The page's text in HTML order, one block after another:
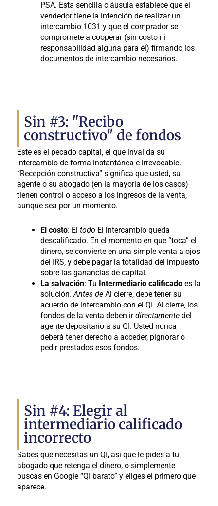
PSA. Esta sencilla cláusula establece que el
vendedor tiene la intención de realizar un
intercambio 1031 y que el comprador se
compromete a cooperar (sin costo ni
responsabilidad alguna para él) firmando los
documentos de intercambio necesarios.
Sin #3: "Recibo
constructivo" de fondos
Este es el pecado capital, el que invalida su
intercambio de forma instantánea e irrevocable.
“Recepción constructiva” significa que usted, su
agente o su abogado (en la mayoría de los casos)
tienen control o acceso a los ingresos de la venta,
aunque sea por un momento.
El costo: El todo El intercambio queda
descalificado. En el momento en que “toca” el
dinero, se convierte en una simple venta a ojos
del IRS, y debe pagar la totalidad del impuesto
sobre las ganancias de capital.
La salvación: Tu Intermediario calificado es la
solución.Antes de Al cierre, debe tener su
acuerdo de intercambio con el QI. Al cierre, los
fondos de la venta deben irdirectamente del
agente depositario a su QI. Usted nunca
deberá tener derecho a acceder, pignorar o
pedir prestados esos fondos.
Sin #4: Elegir al
intermediario calificado
incorrecto
Sabes que necesitas un QI, así que le pides a tu
abogado que retenga el dinero, o simplemente
buscas en Google “QI barato” y eliges el primero que
aparece.